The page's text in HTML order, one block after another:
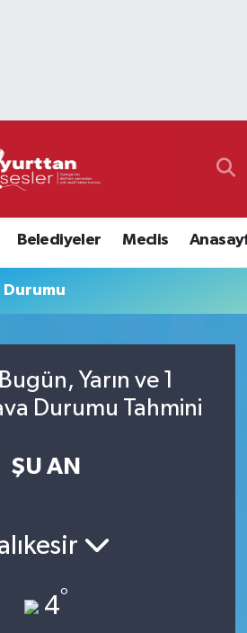
Belediyeler Meclis
Durumu
Yarın ve 1
Durumu Tahmini
ŞU AN
4°
ve Fikstür